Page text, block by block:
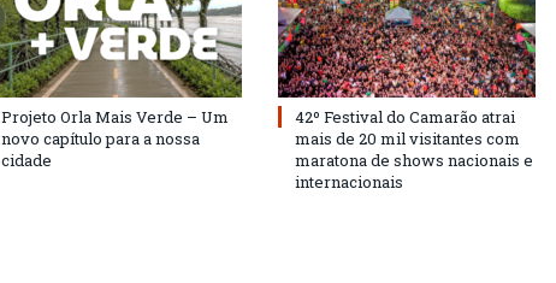
Projeto Orla Mais Verde – Um
novo capítulo para a nossa
cidade
42º Festival do Camarão atrai
mais de 20 mil visitantes com
maratona de shows nacionais e
internacionais